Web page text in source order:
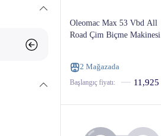
Oleomac Max 53 Vbd All
Road Çim Biçme Makinesi
2 Mağazada
Başlangıç ​​fiyatı: 11,925